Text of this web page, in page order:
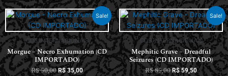
Sale!
CDS INTERNACIONAIS
Morgue – Necro Exhumation (CD
IMPORTADO)
R$50,00 R$35,00
Sale!
CDS INTERNACIONAIS
Mephitic Grave – Dreadful
Seizures (CD IMPORTADO)
R$85,00 R$59,50